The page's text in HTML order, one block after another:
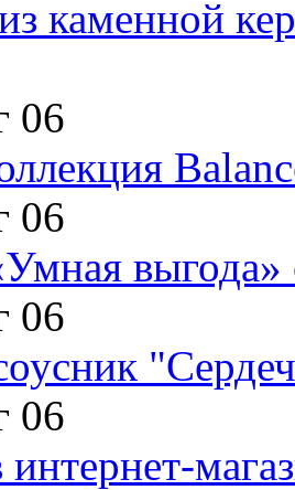
каменной
06
06
выгода»
06
06